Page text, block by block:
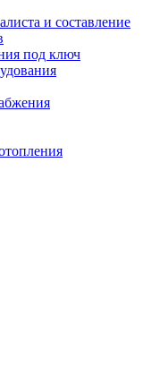
и составление
под ключ